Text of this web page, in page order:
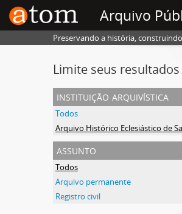
Arquivo
Preservando a história,
Limite seus
instituição arquivística
Todos
assunto
Todos
Arquivo permanente
Registro civil